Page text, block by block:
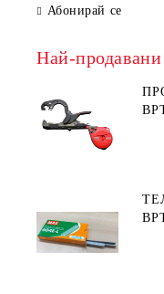
Абонирай се
Най-продавани